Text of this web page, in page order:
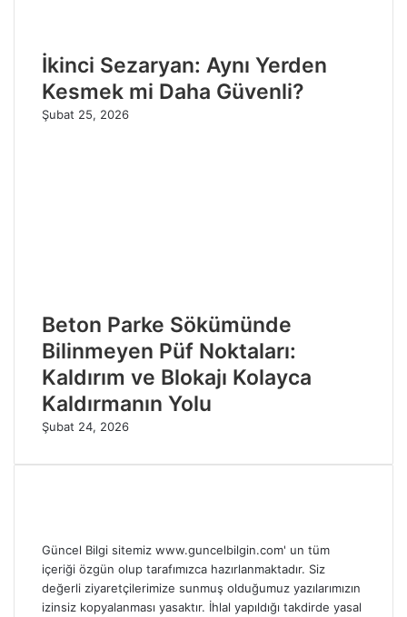
İkinci Sezaryan: Aynı Yerden
Kesmek mi Daha Güvenli?
Şubat 25, 2026
Beton Parke Sökümünde
Bilinmeyen Püf Noktaları:
Kaldırım ve Blokajı Kolayca
Kaldırmanın Yolu
Şubat 24, 2026
Güncel Bilgi sitemiz www.guncelbilgin.com' un tüm
içeriği özgün olup tarafımızca hazırlanmaktadır. Siz
değerli ziyaretçilerimize sunmuş olduğumuz yazılarımızın
izinsiz kopyalanması yasaktır. İhlal yapıldığı takdirde yasal